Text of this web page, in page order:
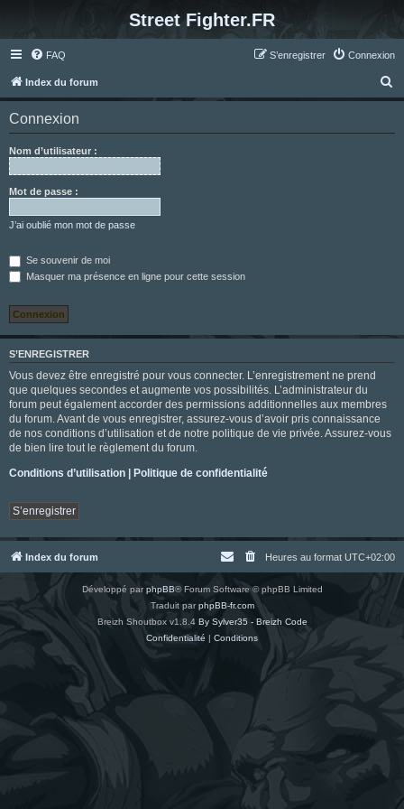
Street Fighter.FR
FAQ Connexion
S’enregistrer
Index du forum
e
Connexion
Nom d’utilisateur :
Mot de passe :
J’ai oublié mon mot de passe
Se souvenir de moi
Masquer ma présence en ligne pour cette session
S’ENREGISTRER
Vous devez être enregistré pour vous connecter. L’enregistrement ne prend
que quelques secondes et augmente vos possibilités. L’administrateur du
forum peut également accorder des permissions additionnelles aux membres
du forum. Avant de vous enregistrer, assurez-vous d’avoir pris connaissance
de nos conditions d’utilisation et de notre politique de vie privée. Assurez-vous
de bien lire tout le règlement du forum.
Conditions d’utilisation | Politique de confidentialité
S’enregistrer
Index du forum Heures au format UTC+02:00
Développé parphpBB® Forum Software © phpBB Limited
Traduit parphpBB-fr.com
Breizh Shoutbox v1.8.4 By Sylver35 - Breizh Code
Confidentialité | Conditions